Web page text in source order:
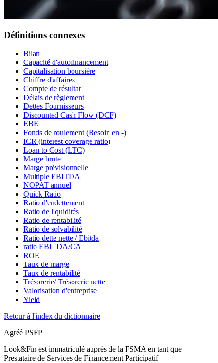
Définitions connexes
Bilan
Capacité d'autofinancement
Capitalisation boursière
Chiffre d'affaires
Compte de résultat
Délais de règlement
Dettes Fournisseurs
Discounted Cash Flow (DCF)
EBE
Fonds de roulement (Besoin en -)
ICR (interest coverage ratio)
Loan to Cost (LTC)
Marge brute
Marge prévisionnelle
Multiple EBITDA
NOPAT annuel
Quick Ratio
Ratio d'endettement
Ratio de liquidités
Ratio de rentabilité
Ratio de solvabilité
Ratio dette nette / Ebitda
ratio EBITDA/CA
ROE
Taux de marge
Taux de rentabilité
Trésorerie/ Trésorerie nette
Valorisation d'entreprise
Yield
Retour à l'index du dictionnaire
Agréé PSFP
Look&Fin est immatriculé auprès de la FSMA en tant que
Prestataire de Services de Financement Participatif